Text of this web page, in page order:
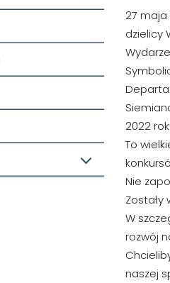
27
dzielicy
2022
To
Nie
Zostały
W
rozwój
naszej